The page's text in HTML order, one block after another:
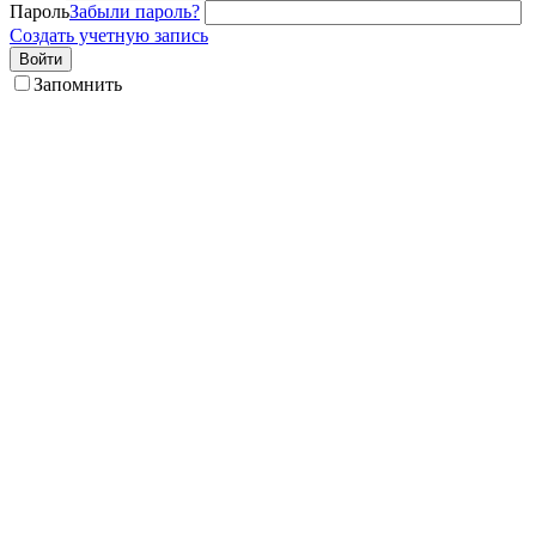
ПарольЗабыли пароль?
Создать учетную запись
Войти
Запомнить